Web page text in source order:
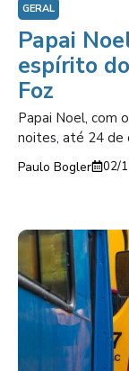
GERAL
Papai
espírito
Foz
Papai Noel, com
noites, até 24 de
Paulo Bogler 02/